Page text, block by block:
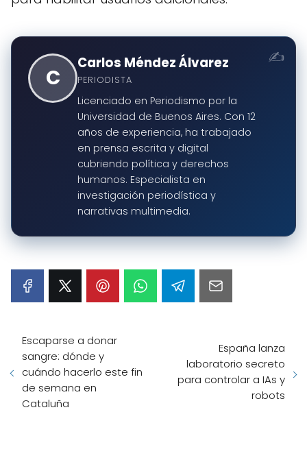
C
Carlos Méndez Álvarez
PERIODISTA
Licenciado en Periodismo por la
Universidad de Buenos Aires. Con 12
años de experiencia, ha trabajado
en prensa escrita y digital
cubriendo política y derechos
humanos. Especialista en
investigación periodística y
narrativas multimedia.
Escaparse a donar
sangre: dónde y
cuándo hacerlo este fin
de semana en
Cataluña
España lanza
laboratorio secreto
para controlar a IAs y
robots